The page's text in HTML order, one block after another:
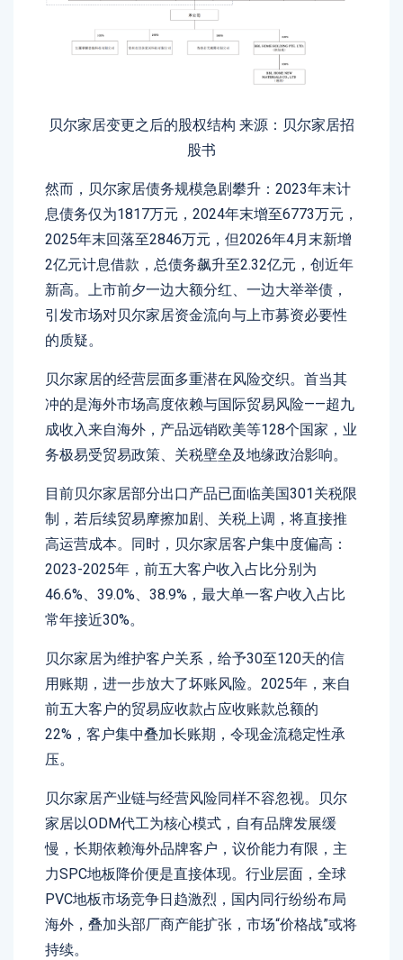
贝尔家居变更之后的股权结构 来源：贝尔家居招
股书
然而，贝尔家居债务规模急剧攀升：2023年末计
息债务仅为1817万元，2024年末增至6773万元，
2025年末回落至2846万元，但2026年4月末新增
2亿元计息借款，总债务飙升至2.32亿元，创近年
新高。上市前夕一边大额分红、一边大举举债，
引发市场对贝尔家居资金流向与上市募资必要性
的质疑。
贝尔家居的经营层面多重潜在风险交织。首当其
冲的是海外市场高度依赖与国际贸易风险——超九
成收入来自海外，产品远销欧美等128个国家，业
务极易受贸易政策、关税壁垒及地缘政治影响。
目前贝尔家居部分出口产品已面临美国301关税限
制，若后续贸易摩擦加剧、关税上调，将直接推
高运营成本。同时，贝尔家居客户集中度偏高：
2023-2025年，前五大客户收入占比分别为
46.6%、39.0%、38.9%，最大单一客户收入占比
常年接近30%。
贝尔家居为维护客户关系，给予30至120天的信
用账期，进一步放大了坏账风险。2025年，来自
前五大客户的贸易应收款占应收账款总额的
22%，客户集中叠加长账期，令现金流稳定性承
压。
贝尔家居产业链与经营风险同样不容忽视。贝尔
家居以ODM代工为核心模式，自有品牌发展缓
慢，长期依赖海外品牌客户，议价能力有限，主
力SPC地板降价便是直接体现。行业层面，全球
PVC地板市场竞争日趋激烈，国内同行纷纷布局
海外，叠加头部厂商产能扩张，市场“价格战”或将
持续。